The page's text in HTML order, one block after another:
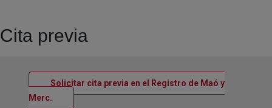
Cita previa
Solicitar cita previa en el Registro de Maó y
Merc. Ventana nueva